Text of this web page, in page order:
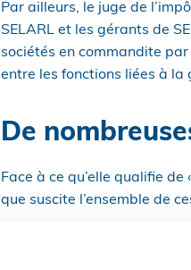
Par ailleurs, le juge de
SELARL et les gérants de
sociétés en commandite
entre les fonctions liées à la
De
Face à ce qu’elle qualifie
que suscite l’ensemble de